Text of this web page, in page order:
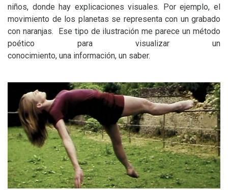
niños, donde hay explicaciones visuales. Por ejemplo, el
movimiento de los planetas se representa con un grabado
con naranjas. Ese tipo de ilustración me parece un método
poético para visualizar un
conocimiento, una información, un saber.